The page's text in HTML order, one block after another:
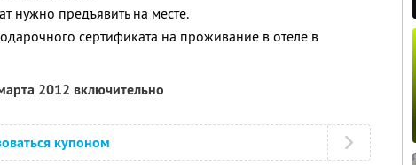
нужно предъявить на месте.
сертификата на проживание в отеле в
2012 включительно
купоном